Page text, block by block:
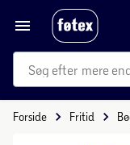
mere
Forside Fritid